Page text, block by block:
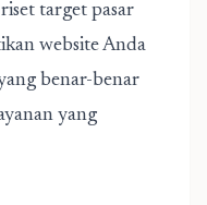
target pasar
website Anda
benar-benar
yang